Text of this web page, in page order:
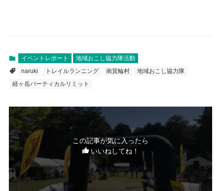
イベントレポート
地域おこし協力隊活動
naruki
トレイルランニング 南箕輪村
地域おこし協力隊
経ヶ岳バーティカルリミット
この記事が気に入ったら
いいねしてね！